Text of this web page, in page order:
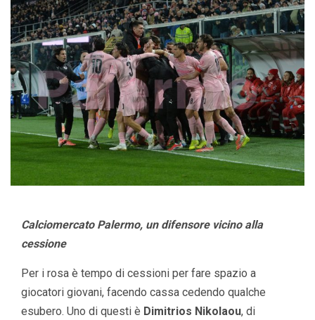
Calciomercato Palermo, un difensore vicino alla
cessione
Per i rosa è tempo di cessioni per fare spazio a
giocatori giovani, facendo cassa cedendo qualche
esubero. Uno di questi è Dimitrios Nikolaou, di